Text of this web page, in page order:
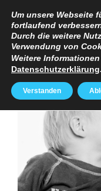
Um unsere Webseite
fortlaufend
Durch die weitere
Verwendung von
Weitere
Datenschutzerklärung
Verstanden